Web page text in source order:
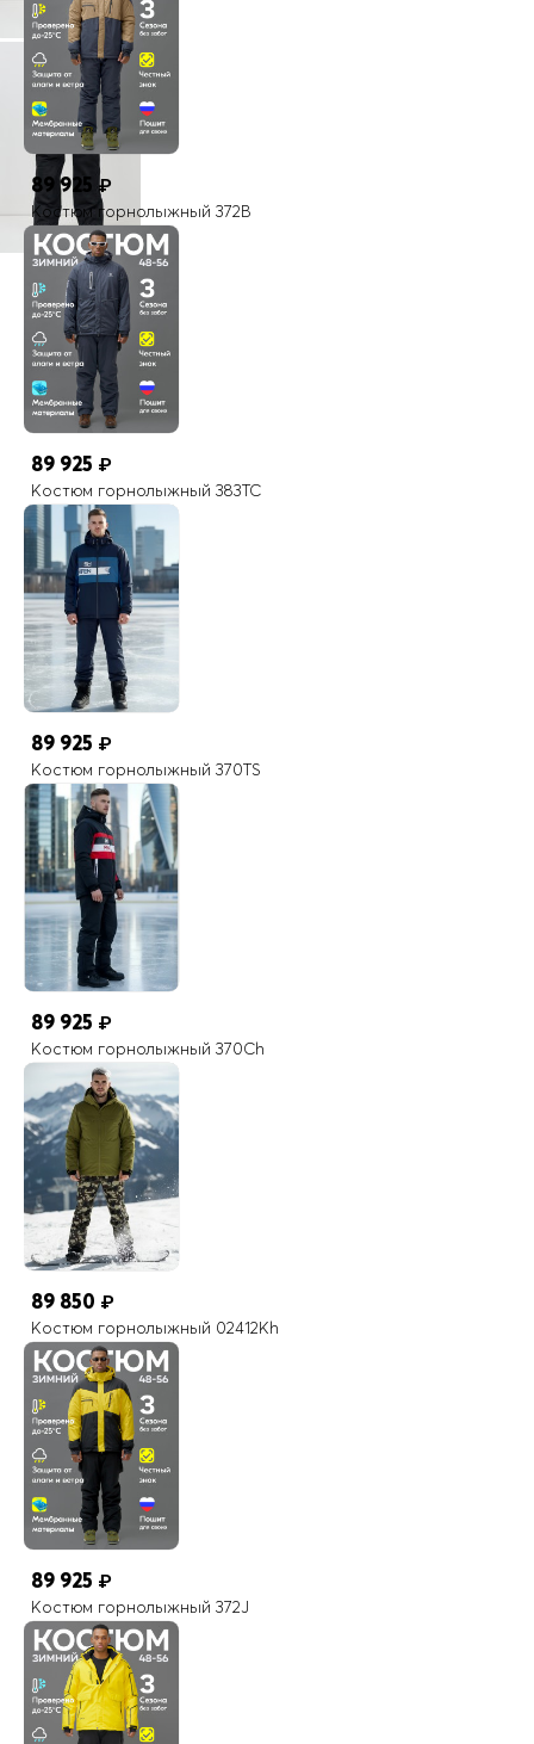
Страна производителя
Китай
На всех моделях верхней одежды MTFORCE присутствуют
светоотражающие элементы
89 925 ₽
Костюм горнолыжный 372B
89 925 ₽
Костюм горнолыжный 383TC
89 925 ₽
Костюм горнолыжный 370TS
89 925 ₽
Костюм горнолыжный 370Ch
89 850 ₽
Костюм горнолыжный 02412Kh
89 925 ₽
Костюм горнолыжный 372J